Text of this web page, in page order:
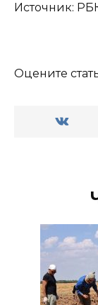
Источник:
Оцените